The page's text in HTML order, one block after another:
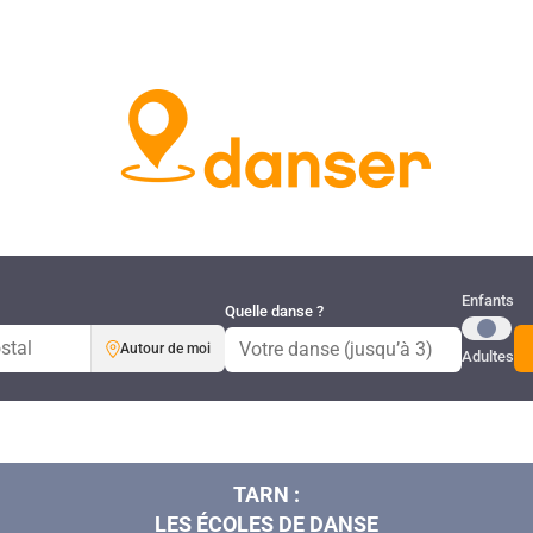
Autour de moi
Quelle danse ?
Enfants
Adultes
TARN :
LES ÉCOLES DE DANSE